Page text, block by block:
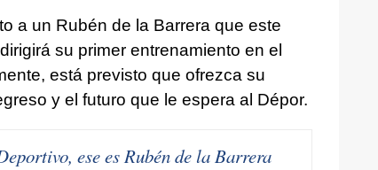
a un Rubén de la Barrera que este
su primer entrenamiento en el
está previsto que ofrezca su
y el futuro que le espera al Dépor.
ese es Rubén de la Barrera